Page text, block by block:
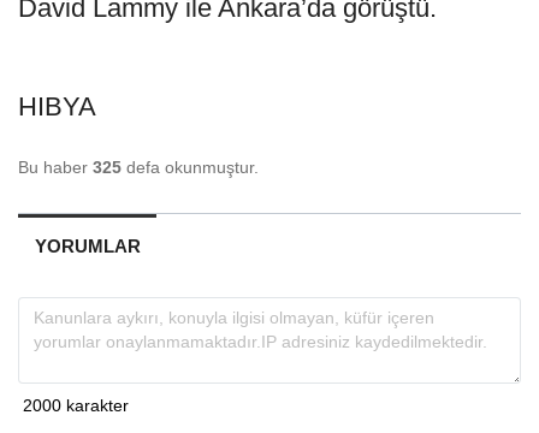
David Lammy ile Ankara’da görüştü.
HIBYA
Bu haber 325 defa okunmuştur.
YORUMLAR